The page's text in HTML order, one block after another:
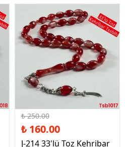
₺ 250.00
₺ 160.00
J-214 33'lü Toz Kehribar